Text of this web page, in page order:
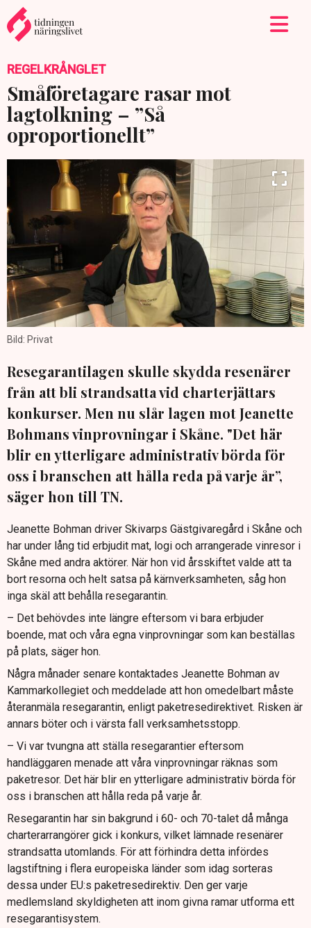
REGELKRÅNGLET
Småföretagare rasar mot
lagtolkning – ”Så
oproportionellt”
Bild: Privat
Resegarantilagen skulle skydda resenärer
från att bli strandsatta vid charterjättars
konkurser. Men nu slår lagen mot Jeanette
Bohmans vinprovningar i Skåne. "Det här
blir en ytterligare administrativ börda för
oss i branschen att hålla reda på varje år”,
säger hon till TN.
Jeanette Bohman driver Skivarps Gästgivaregård i Skåne och
har under lång tid erbjudit mat, logi och arrangerade vinresor i
Skåne med andra aktörer. När hon vid årsskiftet valde att ta
bort resorna och helt satsa på kärnverksamheten, såg hon
inga skäl att behålla resegarantin.
– Det behövdes inte längre eftersom vi bara erbjuder
boende, mat och våra egna vinprovningar som kan beställas
på plats, säger hon.
Några månader senare kontaktades Jeanette Bohman av
Kammarkollegiet och meddelade att hon omedelbart måste
återanmäla resegarantin, enligt paketresedirektivet. Risken är
annars böter och i värsta fall verksamhetsstopp.
– Vi var tvungna att ställa resegarantier eftersom
handläggaren menade att våra vinprovningar räknas som
paketresor. Det här blir en ytterligare administrativ börda för
oss i branschen att hålla reda på varje år.
Resegarantin har sin bakgrund i 60- och 70-talet då många
charterarrangörer gick i konkurs, vilket lämnade resenärer
strandsatta utomlands. För att förhindra detta infördes
lagstiftning i flera europeiska länder som idag sorteras
dessa under EU:s paketresedirektiv. Den ger varje
medlemsland skyldigheten att inom givna ramar utforma ett
resegarantisystem.